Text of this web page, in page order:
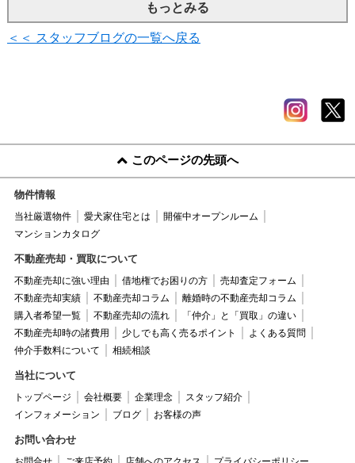
もっとみる
＜＜ スタッフブログの一覧へ戻る
このページの先頭へ
物件情報
当社厳選物件 愛犬家住宅とは
開催中オープンルーム
マンションカタログ
不動産売却・買取について
不動産売却に強い理由 借地権でお困りの方
売却査定フォーム
不動産売却実績
不動産売却コラム
離婚時の不動産売却コラム
購入者希望一覧
不動産売却の流れ
「仲介」と「買取」の違い
不動産売却時の諸費用
少しでも高く売るポイント
よくある質問
仲介手数料について
相続相談
当社について
トップページ 会社概要 企業理念
スタッフ紹介
インフォメーション
ブログ お客様の声
お問い合わせ